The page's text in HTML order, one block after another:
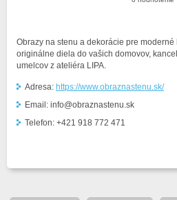
Obrazy na stenu a dekorácie pre
originálne diela do vašich domovov,
umelcov z ateliéra LIPA.
Adresa: https://www.obraznastenu.sk/
Email: info@obraznastenu.sk
Telefon: +421 918 772 471